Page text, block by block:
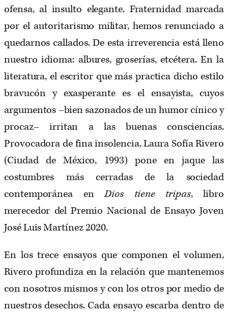
ofensa, al insulto elegante. Fraternidad marcada
por el autoritarismo militar, hemos renunciado a
quedarnos callados. De esta irreverencia está lleno
nuestro idioma: albures, groserías, etcétera. En la
literatura, el escritor que más practica dicho estilo
bravucón y exasperante es el ensayista, cuyos
argumentos –bien sazonados de un humor cínico y
procaz– irritan a las buenas consciencias.
Provocadora de fina insolencia, Laura Sofía Rivero
(Ciudad de México, 1993) pone en jaque las
costumbres más cerradas de la sociedad
contemporánea enDios tiene tripas, libro
merecedor del Premio Nacional de Ensayo Joven
José Luis Martínez 2020.
En los trece ensayos que componen el volumen,
Rivero profundiza en la relación que mantenemos
con nosotros mismos y con los otros por medio de
nuestros desechos. Cada ensayo escarba dentro de